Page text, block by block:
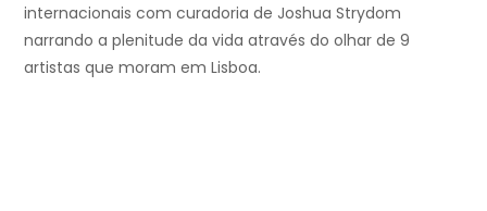
internacionais com curadoria de Joshua Strydom
narrando a plenitude da vida através do olhar de 9
artistas que moram em Lisboa.